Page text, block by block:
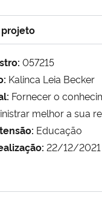
projeto
057215
Kalinca Leia Becker
Fornecer o
melhor a sua
Educação
22/12/